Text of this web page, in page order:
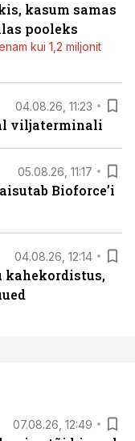
kasum samas
pooleks
kui 1,2 miljonit
04.08.26, 11:23
viljaterminali
05.08.26, 11:17
Bioforce’i
04.08.26, 12:14
kahekordistus,
07.08.26, 12:49